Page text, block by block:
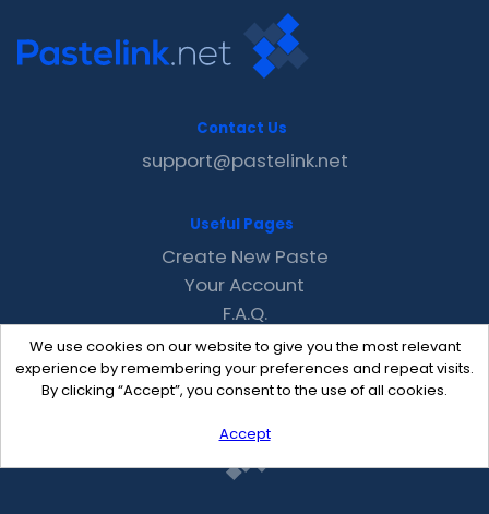
We use cookies on our website to give you the most relevant
experience by remembering your preferences and repeat visits.
By clicking “Accept”, you consent to the use of all cookies.
Accept
Contact Us
support@pastelink.net
Useful Pages
Create New Paste
Your Account
F.A.Q.
Recent
Contact